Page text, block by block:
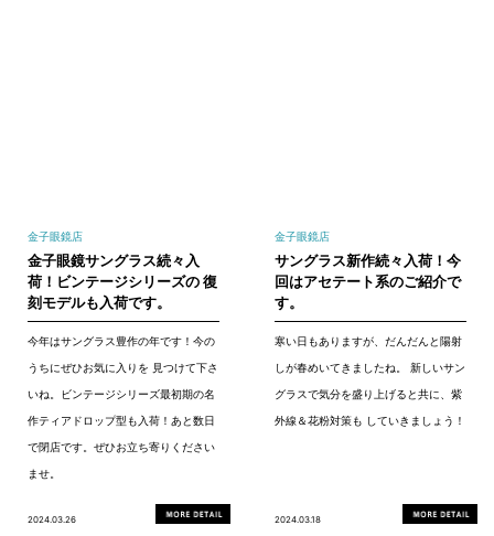
金子眼鏡店
金子眼鏡サングラス続々入
荷！ビンテージシリーズの 復
刻モデルも入荷です。
今年はサングラス豊作の年です！今の
うちにぜひお気に入りを 見つけて下さ
いね。ビンテージシリーズ最初期の名
作ティアドロップ型も入荷！あと数日
で閉店です。ぜひお立ち寄りください
ませ。
2024.03.26
金子眼鏡店
サングラス新作続々入荷！今
回はアセテート系のご紹介で
す。
寒い日もありますが、だんだんと陽射
しが春めいてきましたね。 新しいサン
グラスで気分を盛り上げると共に、紫
外線＆花粉対策も していきましょう！
2024.03.18